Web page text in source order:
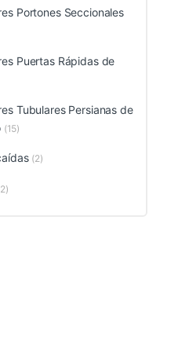
Portones Seccionales
Puertas Rápidas de
Tubulares Persianas de
(15)
(2)